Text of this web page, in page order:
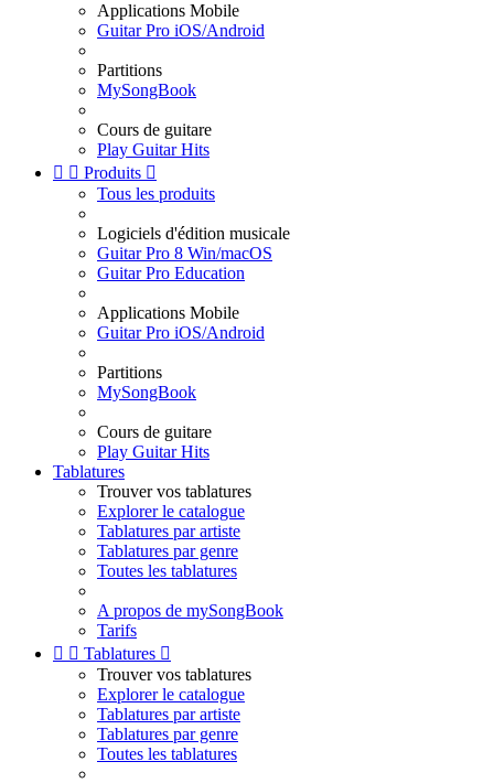
Applications Mobile
Guitar Pro iOS/Android
Partitions
MySongBook
Cours de guitare
Play Guitar Hits
  Produits 
Tous les produits
Logiciels d'édition musicale
Guitar Pro 8 Win/macOS
Guitar Pro Education
Applications Mobile
Guitar Pro iOS/Android
Partitions
MySongBook
Cours de guitare
Play Guitar Hits
Tablatures
Trouver vos tablatures
Explorer le catalogue
Tablatures par artiste
Tablatures par genre
Toutes les tablatures
A propos de mySongBook
Tarifs
  Tablatures 
Trouver vos tablatures
Explorer le catalogue
Tablatures par artiste
Tablatures par genre
Toutes les tablatures